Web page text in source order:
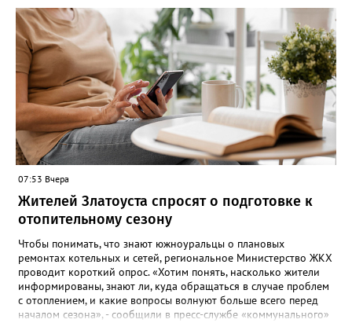
(четверг) и 11 (вторник) августа в 18:00 на той же площади, -
сообщают организаторы. И добавляют: - Репетиции состоятся в
любую погоду! Если не на открытом воздухе, то в большом
зале на 5-ом этаже». Праздники для детей и взрослых в этом
году будут объединены общим названием «Златоустовский
народ, вставай в единый хоровод!».
07:53 Вчера
Жителей Златоуста спросят о подготовке к
отопительному сезону
Чтобы понимать, что знают южноуральцы о плановых
ремонтах котельных и сетей, региональное Министерство ЖКХ
проводит короткий опрос. «Хотим понять, насколько жители
информированы, знают ли, куда обращаться в случае проблем
с отоплением, и какие вопросы волнуют больше всего перед
началом сезона», - сообщили в пресс-службе «коммунального»